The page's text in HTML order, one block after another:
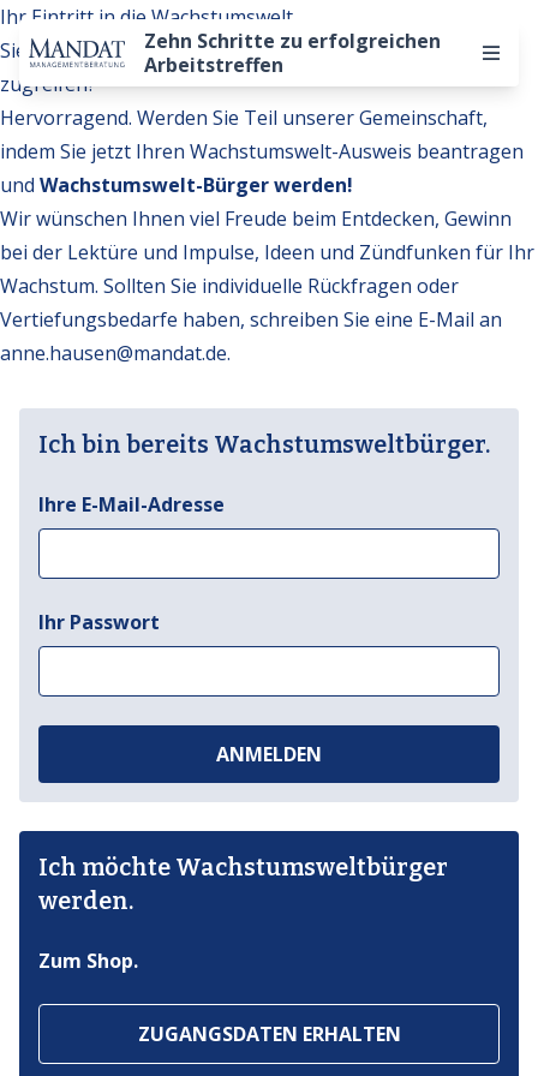
Zehn Schritte zu erfolgreichen
Arbeitstreffen
Ihr Eintritt in die Wachstumswelt
Sie möchten auf weitere Inhalte der Wachstumswelt
zugreifen?
Hervorragend. Werden Sie Teil unserer Gemeinschaft,
indem Sie jetzt Ihren Wachstumswelt-Ausweis beantragen
und Wachstumswelt-Bürger werden!
Wir wünschen Ihnen viel Freude beim Entdecken, Gewinn
bei der Lektüre und Impulse, Ideen und Zündfunken für Ihr
Wachstum. Sollten Sie individuelle Rückfragen oder
Vertiefungsbedarfe haben, schreiben Sie eine E-Mail an
anne.hausen@mandat.de.
Ich bin bereits Wachstumsweltbürger.
Ihre E-Mail-Adresse
Ihr Passwort
ANMELDEN
Ich möchte Wachstumsweltbürger
werden.
Zum Shop.
ZUGANGSDATEN ERHALTEN